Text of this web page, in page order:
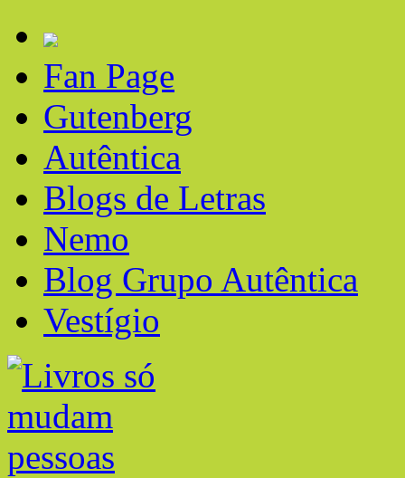
Fan Page
Gutenberg
Autêntica
Blogs de Letras
Nemo
Blog Grupo Autêntica
Vestígio